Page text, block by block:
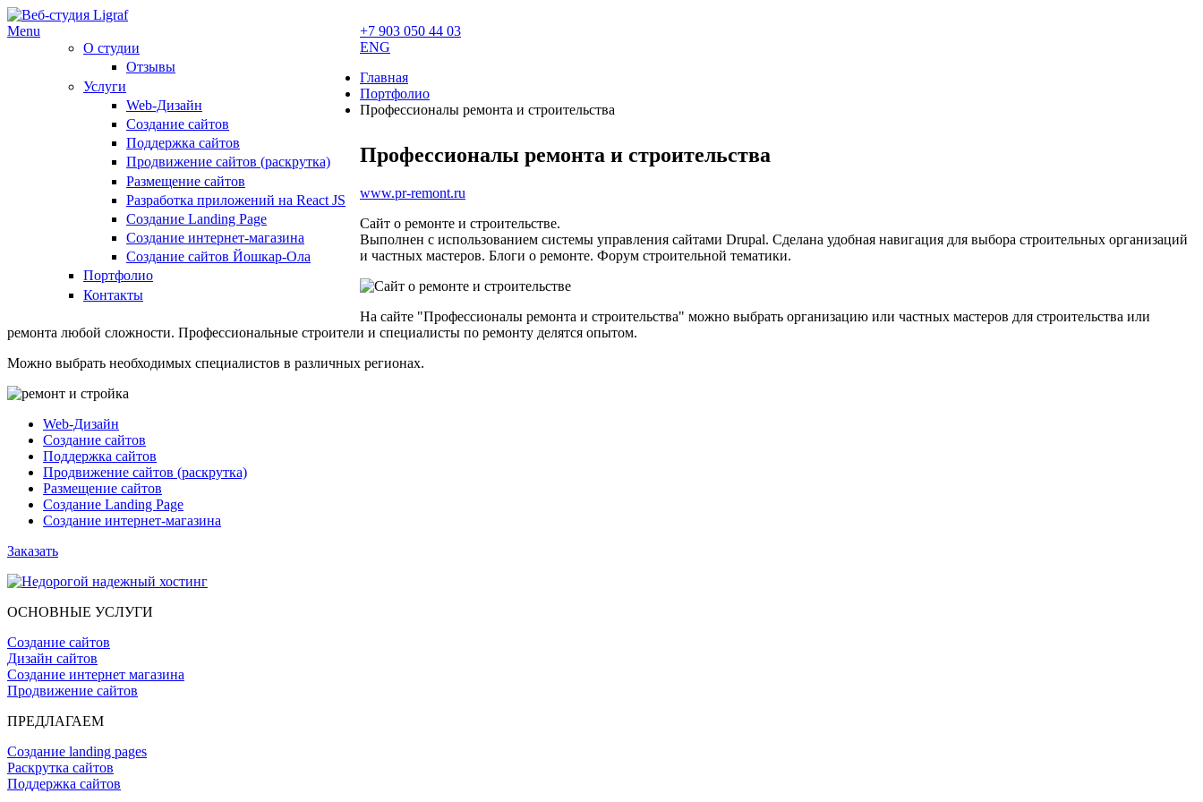
Menu
О студии
Отзывы
Услуги
Web-Дизайн
Создание сайтов
Поддержка сайтов
Продвижение сайтов (раскрутка)
Размещение сайтов
Разработка приложений на React JS
Создание Landing Page
Создание интернет-магазина
Создание сайтов Йошкар-Ола
Портфолио
Контакты
+7 903 050 44 03
ENG
Главная
Портфолио
Профессионалы ремонта и строительства
Профессионалы ремонта и строительства
www.pr-remont.ru
Сайт о ремонте и строительстве.
Выполнен с использованием системы управления сайтами Drupal. Сделана удобная навигация для выбора строительных организаций
и частных мастеров. Блоги о ремонте. Форум строительной тематики.
На сайте "Профессионалы ремонта и строительства" можно выбрать организацию или частных мастеров для строительства или
ремонта любой сложности. Профессиональные строители и специалисты по ремонту делятся опытом.
Можно выбрать необходимых специалистов в различных регионах.
Web-Дизайн
Создание сайтов
Поддержка сайтов
Продвижение сайтов (раскрутка)
Размещение сайтов
Создание Landing Page
Создание интернет-магазина
Заказать
ОСНОВНЫЕ УСЛУГИ
Создание сайтов
Дизайн сайтов
Создание интернет магазина
Продвижение сайтов
ПРЕДЛАГАЕМ
Создание landing pages
Раскрутка сайтов
Поддержка сайтов